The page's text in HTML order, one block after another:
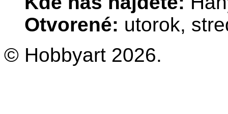
Otvorené: utorok,
© Hobbyart 2026.